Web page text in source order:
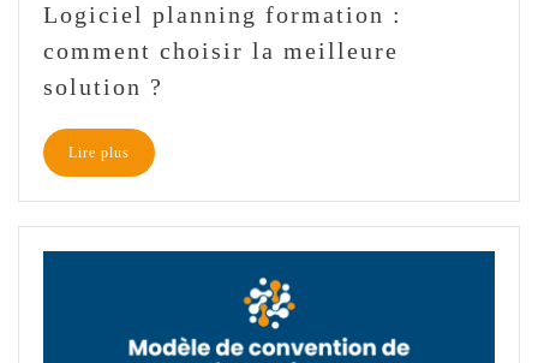
Logiciel planning formation :
comment choisir la meilleure
solution ?
Lire plus